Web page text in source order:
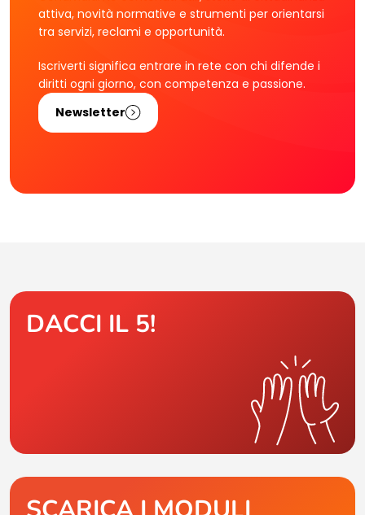
attiva, novità normative e strumenti per orientarsi
tra servizi, reclami e opportunità.
Iscriverti significa entrare in rete con chi difende i
diritti ogni giorno, con competenza e passione.
Newsletter
DACCI IL 5!